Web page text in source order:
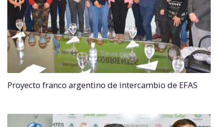
Proyecto franco argentino de intercambio de EFAS